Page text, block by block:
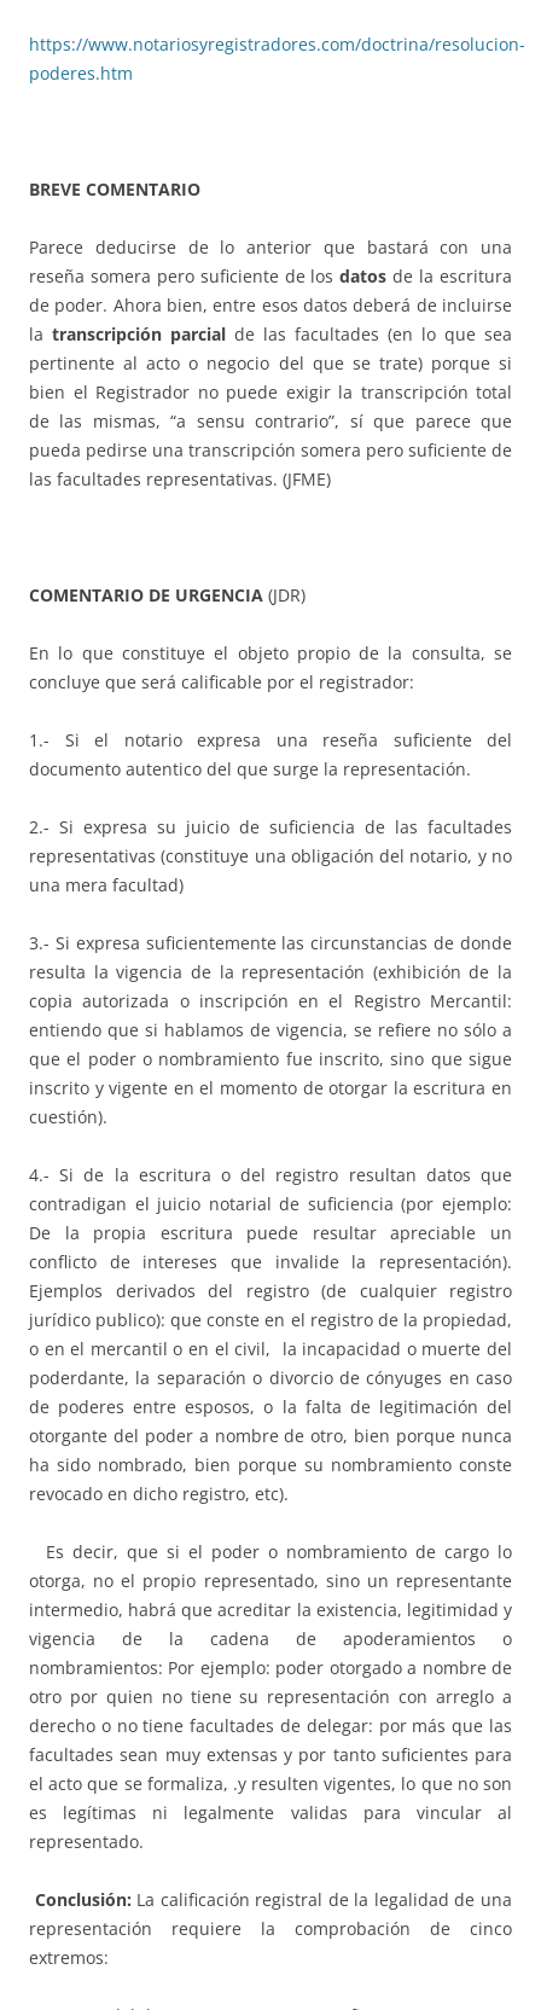
https://www.notariosyregistradores.com/doctrina/resolucion-
poderes.htm
BREVE COMENTARIO
Parece deducirse de lo anterior que bastará con una
reseña somera pero suficiente de losdatos de la escritura
de poder. Ahora bien, entre esos datos deberá de incluirse
la transcripción parcial de las facultades (en lo que sea
pertinente al acto o negocio del que se trate) porque si
bien el Registrador no puede exigir la transcripción total
de las mismas, “a sensu contrario”, sí que parece que
pueda pedirse una transcripción somera pero suficiente de
las facultades representativas. (JFME)
COMENTARIO DE URGENCIA (JDR)
En lo que constituye el objeto propio de la consulta, se
concluye que será calificable por el registrador:
1.- Si el notario expresa una reseña suficiente del
documento autentico del que surge la representación.
2.- Si expresa su juicio de suficiencia de las facultades
representativas (constituye una obligación del notario, y no
una mera facultad)
3.- Si expresa suficientemente las circunstancias de donde
resulta la vigencia de la representación (exhibición de la
copia autorizada o inscripción en el Registro Mercantil:
entiendo que si hablamos de vigencia, se refiere no sólo a
que el poder o nombramiento fue inscrito, sino que sigue
inscrito y vigente en el momento de otorgar la escritura en
cuestión).
4.- Si de la escritura o del registro resultan datos que
contradigan el juicio notarial de suficiencia (por ejemplo:
De la propia escritura puede resultar apreciable un
conflicto de intereses que invalide la representación).
Ejemplos derivados del registro (de cualquier registro
jurídico publico): que conste en el registro de la propiedad,
o en el mercantil o en el civil, la incapacidad o muerte del
poderdante, la separación o divorcio de cónyuges en caso
de poderes entre esposos, o la falta de legitimación del
otorgante del poder a nombre de otro, bien porque nunca
ha sido nombrado, bien porque su nombramiento conste
revocado en dicho registro, etc).
Es decir, que si el poder o nombramiento de cargo lo
otorga, no el propio representado, sino un representante
intermedio, habrá que acreditar la existencia, legitimidad y
vigencia de la cadena de apoderamientos o
nombramientos: Por ejemplo: poder otorgado a nombre de
otro por quien no tiene su representación con arreglo a
derecho o no tiene facultades de delegar: por más que las
facultades sean muy extensas y por tanto suficientes para
el acto que se formaliza, .y resulten vigentes, lo que no son
es legítimas ni legalmente validas para vincular al
representado.
Conclusión: La calificación registral de la legalidad de una
representación requiere la comprobación de cinco
extremos: